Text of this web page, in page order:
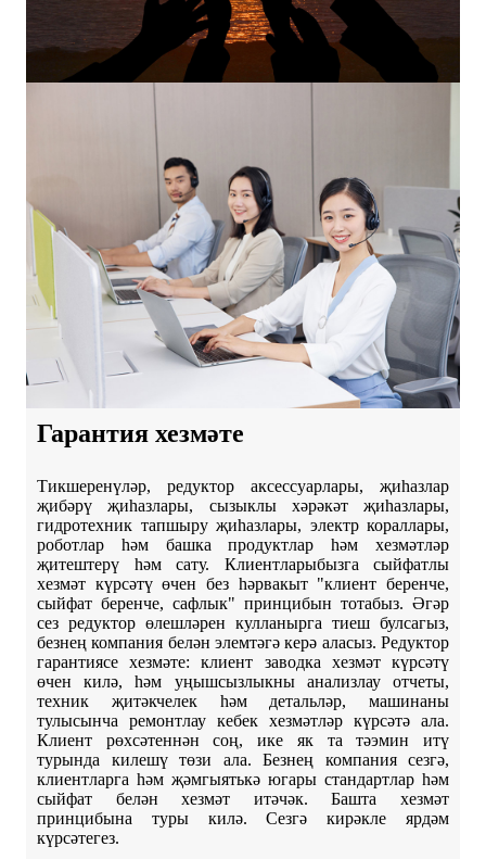
Гарантия хезмәте
Тикшеренүләр, редуктор аксессуарлары, җиһазлар
җибәрү җиһазлары, сызыклы хәрәкәт җиһазлары,
гидротехник тапшыру җиһазлары, электр кораллары,
роботлар һәм башка продуктлар һәм хезмәтләр
җитештерү һәм сату. Клиентларыбызга сыйфатлы
хезмәт күрсәтү өчен без һәрвакыт "клиент беренче,
сыйфат беренче, сафлык" принцибын тотабыз. Әгәр
сез редуктор өлешләрен кулланырга тиеш булсагыз,
безнең компания белән элемтәгә керә аласыз. Редуктор
гарантиясе хезмәте: клиент заводка хезмәт күрсәтү
өчен килә, һәм уңышсызлыкны анализлау отчеты,
техник җитәкчелек һәм детальләр, машинаны
тулысынча ремонтлау кебек хезмәтләр күрсәтә ала.
Клиент рөхсәтеннән соң, ике як та тәэмин итү
турында килешү төзи ала. Безнең компания сезгә,
клиентларга һәм җәмгыятькә югары стандартлар һәм
сыйфат белән хезмәт итәчәк. Башта хезмәт
принцибына туры килә. Сезгә кирәкле ярдәм
күрсәтегез.